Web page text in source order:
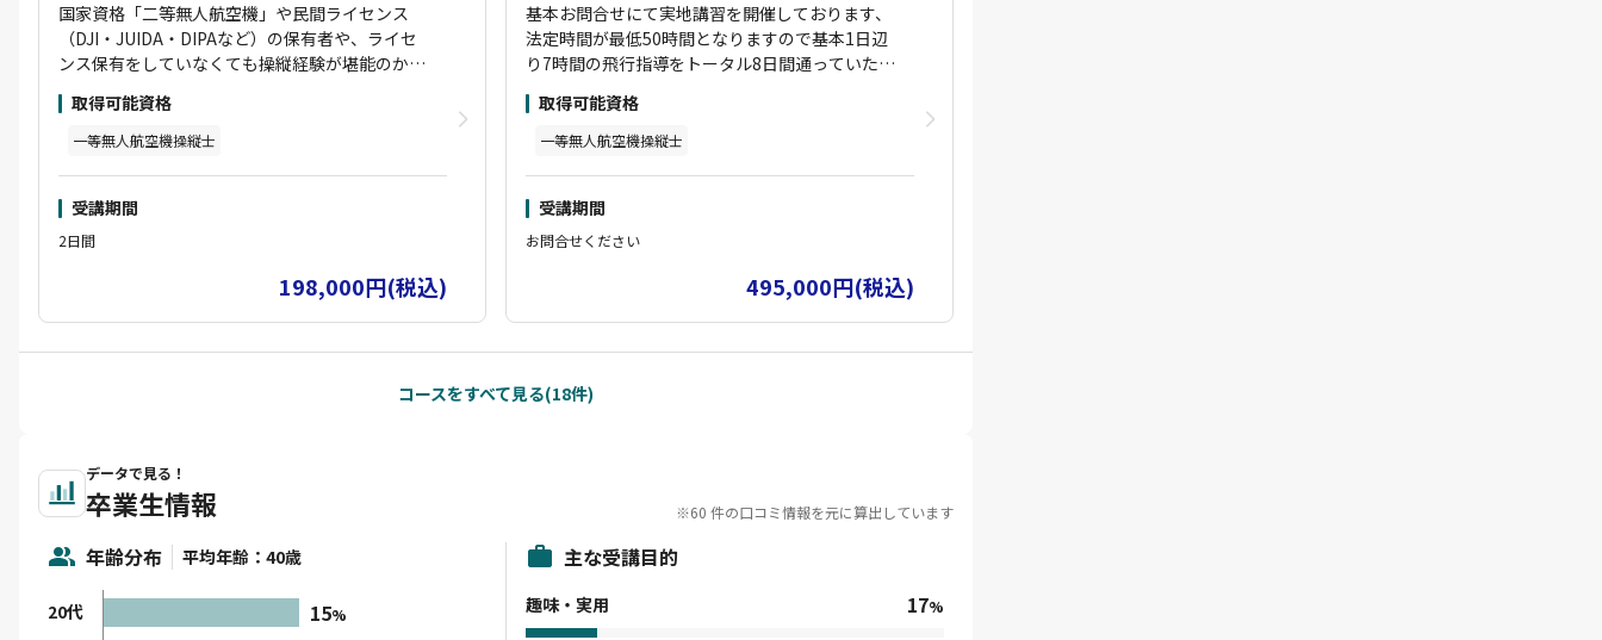
国家資格「二等無人航空機」や民間ライセンス
（DJI・JUIDA・DIPAなど）の保有者や、ライセ
ンス保有をしていなくても操縦経験が堪能のかた
が対象となります。
但しすべてのカリキュラムは「止め舵」必要な操
作をともないますのでご注意ください、不可能な
での受講となります。つまり学科はどこでもライ
フスタイルに合わせて受講開始から3ケ月は受講
何度も繰り返し観る事が可能です。動画内容は国
了試験までのすべての費用を含んでいます。実地
除されます。
取得可能資格
一等無人航空機操縦士
受講期間
2日間
198,000円(税込)
基本お問合せにて実地講習を開催しております、
法定時間が最低50時間となりますので基本1日辺
り7時間の飛行指導をトータル8日間通っていただ
きます。
6日間は全天候型冷暖房完備施設内にて飛行指導
を受けていただき、最後の2日間は屋外にて実地
屋内では基本操作から始まり、止め舵が必要なモ
ードで実地試験（一等基本）でも切らない下方セ
が対応しますので、自己練習とは桁違いの習熟度
コース内の指導と同様の体制で実施します。
取得可能資格
一等無人航空機操縦士
受講期間
お問合せください
495,000円(税込)
コースをすべて見る(18件)
データで見る！
卒業生情報 ※60 件の口コミ情報を元に算出しています
年齢分布 平均年齢：40歳
20代 15%
主な受講目的
趣味・実用 17%